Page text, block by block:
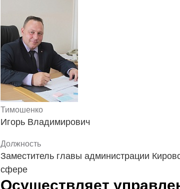
Тимошенко
Игорь Владимирович
Должность
Заместитель главы администрации
сфере
Осуществляет